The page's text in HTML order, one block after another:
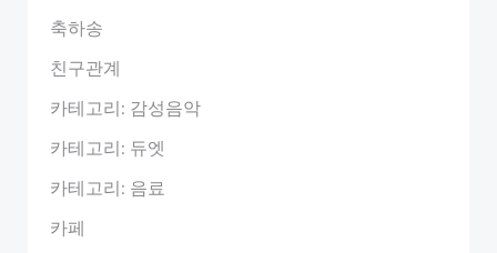
축하송
친구관계
카테고리: 감성음악
카테고리: 듀엣
카테고리: 음료
카페